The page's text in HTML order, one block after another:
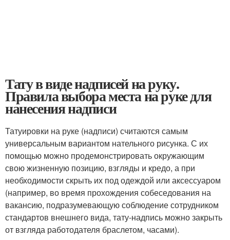
Тату в виде надписей на руку.
Правила выбора места на руке для
нанесения надписи
Татуировки на руке (надписи) считаются самым
универсальным вариантом нательного рисунка. С их
помощью можно продемонстрировать окружающим
свою жизненную позицию, взгляды и кредо, а при
необходимости скрыть их под одеждой или аксессуаром
(например, во время прохождения собеседования на
вакансию, подразумевающую соблюдение сотрудником
стандартов внешнего вида, тату-надпись можно закрыть
от взгляда работодателя браслетом, часами).